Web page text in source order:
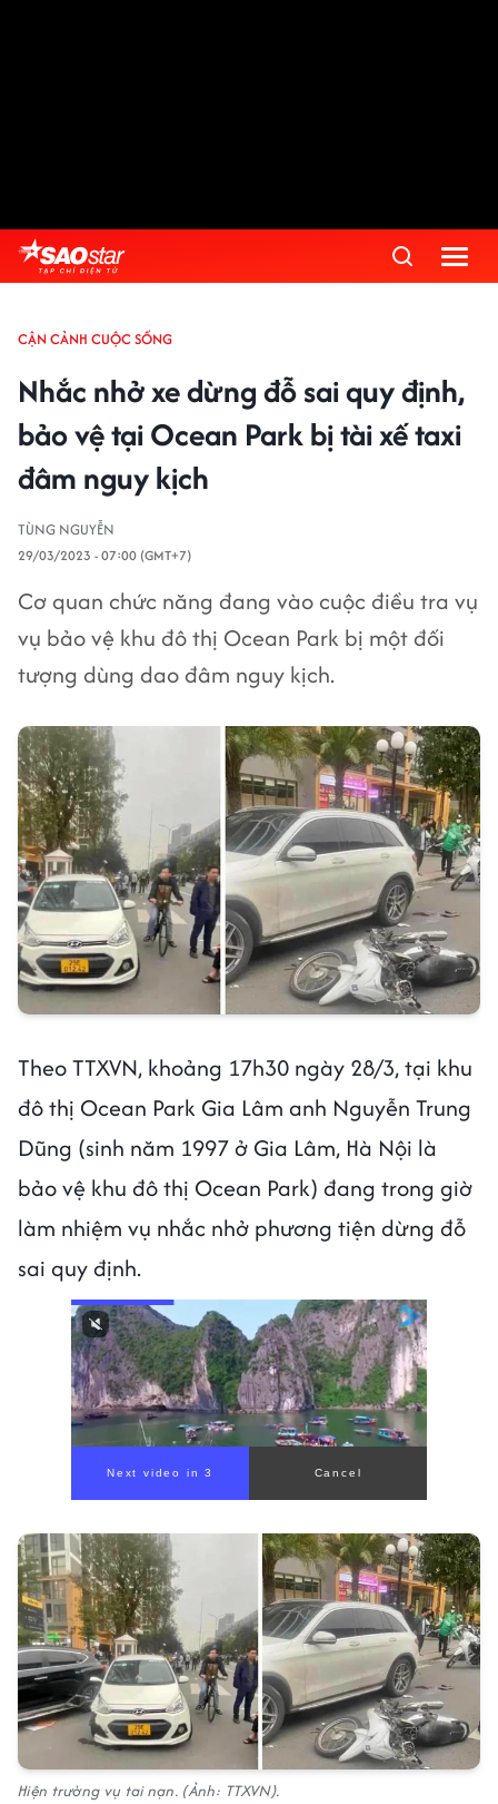
CẬN CẢNH CUỘC SỐNG
Nhắc nhở xe dừng đỗ sai quy định,
bảo vệ tại Ocean Park bị tài xế taxi
đâm nguy kịch
TÙNG NGUYỄN
29/03/2023 - 07:00 (GMT+7)
Cơ quan chức năng đang vào cuộc điều tra vụ
vụ bảo vệ khu đô thị Ocean Park bị một đối
tượng dùng dao đâm nguy kịch.
Theo TTXVN, khoảng 17h30 ngày 28/3, tại khu
đô thị Ocean Park Gia Lâm anh Nguyễn Trung
Dũng (sinh năm 1997 ở Gia Lâm, Hà Nội là
bảo vệ khu đô thị Ocean Park) đang trong giờ
làm nhiệm vụ nhắc nhở phương tiện dừng đỗ
sai quy định.
Next video in 1 Cancel
Hiện trường vụ tai nạn. (Ảnh: TTXVN).